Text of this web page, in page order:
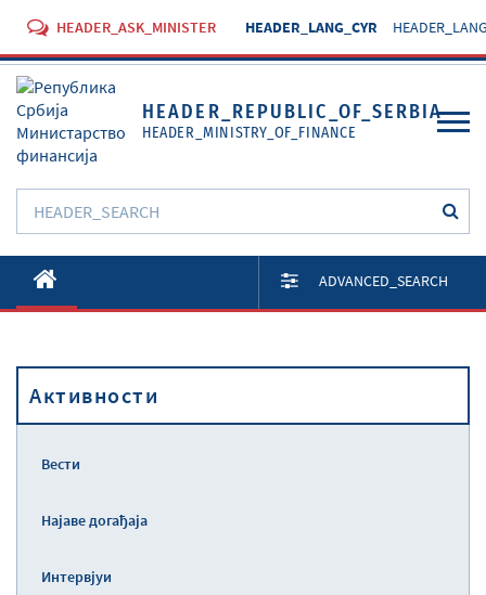
HEADER_ASK_MINISTER HEADER_LANG_CYR
HEADER_REPUBLIC_OF_SERBIA
HEADER_MINISTRY_OF_FINANCE
O Министарству
Активности
Прописи
ADVANCED_SEARCH
Активности
Вести
Најаве догађаја
Интервјуи